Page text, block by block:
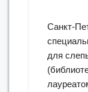
Санкт-
для